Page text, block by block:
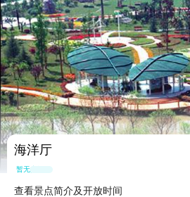
海洋厅
暂无点评
查看景点简介及开放时间
